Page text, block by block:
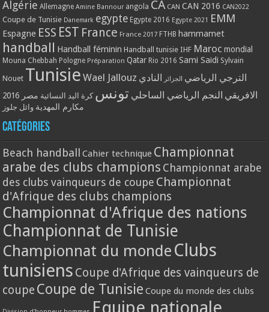
Algérie Allemagne Amine Bannour angola CA CAN CAN 2016 CAN2022
Coupe de Tunisie Danemark egypte Egypte 2016 Egypte 2021 EMM
Espagne ESS EST France France 2017 FTHB hammamet
handball Handball féminin Handball tunisie IHF Maroc mondial
Mouna Chebbah Pologne Préparation Qatar Rio 2016 Sami Saidi Sylvain
Nouet Tunisie Wael Jallouz الترجي الرياضي الجزائر
النادي
الافريقي النجم الرياضي الساحلي تونس كرة اليد النسائية مصر 2016
مكارم المهدية وائل جلوز
Catégories
Beach handball Cahier technique Championnat
arabe des clubs champions Championnat arabe
des clubs vainqueurs de coupe Championnat
d'Afrique des clubs champions
Championnat d'Afrique des nations
Championnat de Tunisie
Championnat du monde Clubs
tunisiens Coupe d'Afrique des vainqueurs de
coupe Coupe de Tunisie Coupe du monde des clubs